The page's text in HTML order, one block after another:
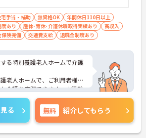
手当・補助 無資格OK
年間休日110日以上
あり 産休･育休･介護休暇取得実績あり
高収入
保険完備 交通費支給 退職金制度あり
る特別養護老人ホームで介護
老人ホームで、ご利用者様一
介護を実践できます。未経験
寧な指導体制が整っていま
ための実務者研修を勤務中に
ルアップを目指したい方にも
年3回の過去実績があり、各種
。
る 無料 紹介してもらう